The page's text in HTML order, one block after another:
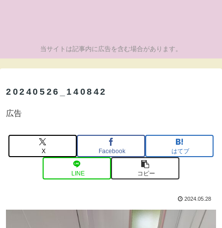
当サイトは記事内に広告を含む場合があります。
20240526_140842
広告
X Facebook はてブ
LINE コピー
2024.05.28